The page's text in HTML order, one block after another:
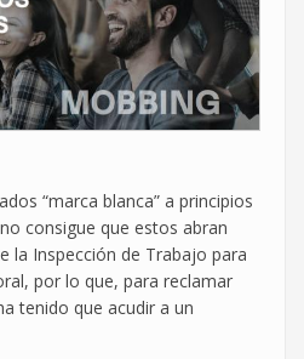
“marca blanca” a principios
consigue que estos abran
la Inspección de Trabajo para
por lo que, para reclamar
tenido que acudir a un